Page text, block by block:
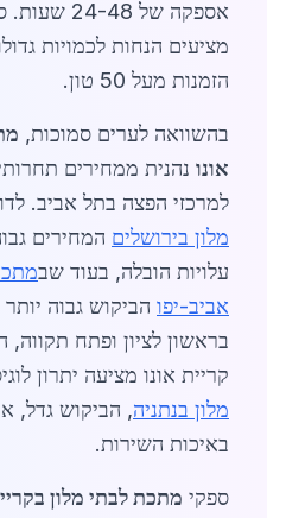
אספקה של
הזמנות מעל 50 טון.
בהשוואה לערים סמוכות,
אונו נהנית ממחירים
למרכזי הפצה בתל אביב.
מלון בירושלים
עלויות הובלה, בעוד שב
אביב-יפו הביקוש גבוה
בראשון לציון ופתח תקווה,
קריית אונו מציעה יתרון
מלון בנתניה, הביקוש גדל,
באיכות השירות.
ספקי מתכת לבתי מלון